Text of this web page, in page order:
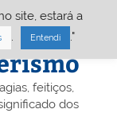
feitiços,
dos
site, estará a
Entendi ."